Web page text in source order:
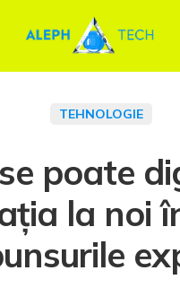
TEHNOLOGIE
poate
la noi